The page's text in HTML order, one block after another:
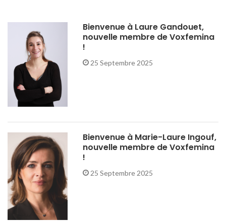
Bienvenue à Laure Gandouet,
nouvelle membre de Voxfemina
!
25 Septembre 2025
Bienvenue à Marie-Laure Ingouf,
nouvelle membre de Voxfemina
!
25 Septembre 2025